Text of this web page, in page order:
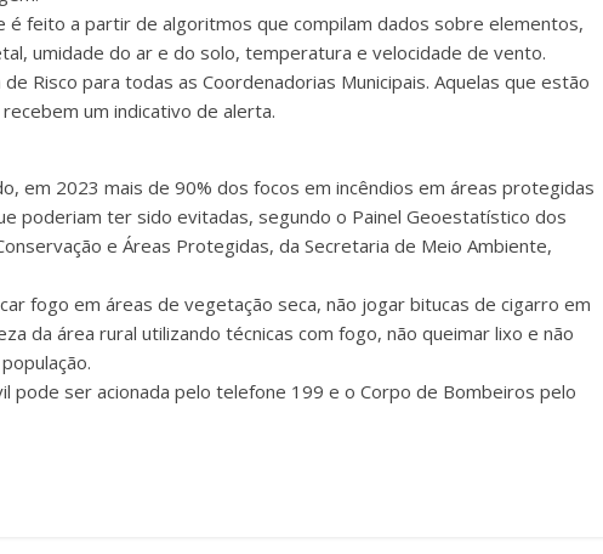
é feito a partir de algoritmos que compilam dados sobre elementos,
umidade do ar e do solo, temperatura e velocidade de vento.
Risco para todas as Coordenadorias Municipais. Aquelas que estão
um indicativo de alerta.
em 2023 mais de 90% dos focos em incêndios em áreas protegidas
poderiam ter sido evitadas, segundo o Painel Geoestatístico dos
e Áreas Protegidas, da Secretaria de Meio Ambiente,
fogo em áreas de vegetação seca, não jogar bitucas de cigarro em
da área rural utilizando técnicas com fogo, não queimar lixo e não
pode ser acionada pelo telefone 199 e o Corpo de Bombeiros pelo